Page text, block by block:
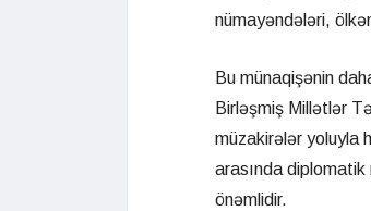
nümayəndələri,
Bu münaqişənin
Birləşmiş Millətlər
müzakirələr yoluyla
arasında diplomatik
önəmlidir.